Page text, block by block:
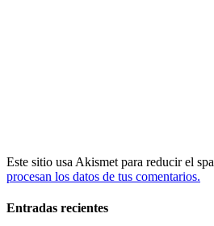
Este sitio usa Akismet para reducir el
procesan los datos de tus comentarios.
Entradas recientes